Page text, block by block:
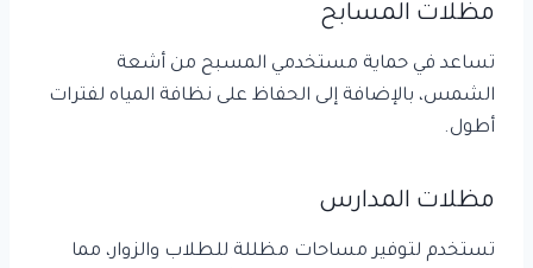
مظلات المسابح
تساعد في حماية مستخدمي المسبح من أشعة
الشمس، بالإضافة إلى الحفاظ على نظافة المياه لفترات
أطول.
مظلات المدارس
تستخدم لتوفير مساحات مظللة للطلاب والزوار، مما